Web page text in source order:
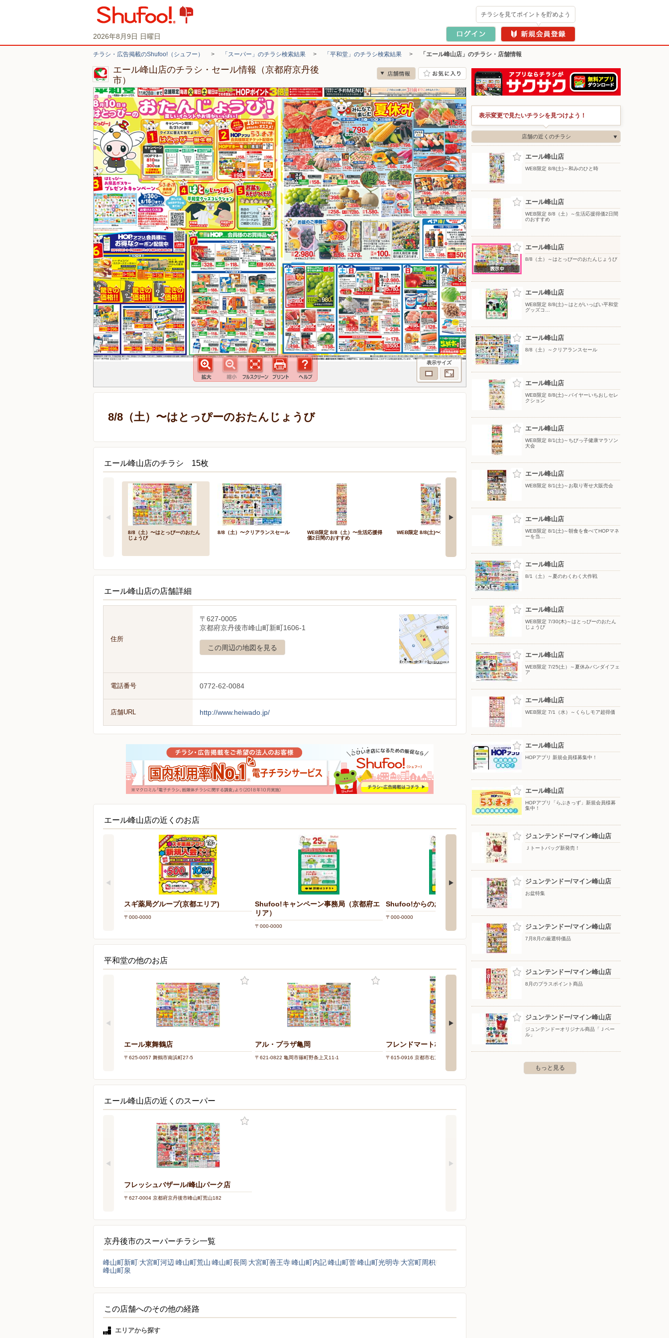
2026年8月9日 日曜日
チラシを見てポイントを貯めよう
チラシ・広告掲載のShufoo!（シュフー） > 「スーパー」のチラシ検索結果 > 「平和堂」のチラシ検索結果 > 「エール峰山店」のチラシ・店舗情報
エール峰山店のチラシ・セール情報（京都府京丹後
市）
表示サイズ
8/8（土）〜はとっぴーのおたんじょうび
エール峰山店のチラシ 15枚
8/8（土）〜はとっぴーのおたん
じょうび
8/8（土）〜クリアランスセール
WEB限定 8/8（土）〜生活応援得
価2日間のおすすめ
WEB限定 8/8(土)〜和みのひと時
WEB限定 8/8(土)〜バイヤーいち
おしセレクション
WEB限定 8/8(土)〜はとがいっぱ
エール峰山店の店舗詳細
住所
〒627-0005
京都府京丹後市峰山町新町1606-1
この周辺の地図を見る
電話番号 0772-62-0084
店舗URL http://www.heiwado.jp/
エール峰山店の近くのお店
スギ薬局グループ(京都エリア)
〒000-0000
Shufoo!キャンペーン事務局（京都府エ
リア）
〒000-0000
Shufoo!からのお知らせ（京都エリア）
〒000-0000 〒629-2502 京都府京丹後市大宮町河辺3139-1
平和堂の他のお店
エール東舞鶴店
〒625-0057 舞鶴市南浜町27-5
アル・プラザ亀岡
〒621-0822 亀岡市篠町野条上又11-1
フレンドマート梅津店
〒615-0916 京都市右京区梅津中村町37-1
エール峰山店の近くのスーパー
フレッシュバザール/峰山パーク店
〒627-0004 京都府京丹後市峰山町荒山182
京丹後市のスーパーチラシ一覧
峰山町新町 大宮町河辺 峰山町荒山 峰山町長岡 大宮町善王寺峰山町内記峰山町菅峰山町光明寺 大宮町周枳
峰山町泉
この店舗へのその他の経路
エリアから探す
表示変更で見たいチラシを見つけよう！
店舗の近くのチラシ
エール峰山店
WEB限定 8/8(土)～和みのひと時
エール峰山店
WEB限定 8/8（土）～生活応援得価2日間
のおすすめ
エール峰山店
8/8（土）～はとっぴーのおたんじょうび
エール峰山店
WEB限定 8/8(土)～はとがいっぱい平和堂
グッズコ…
エール峰山店
8/8（土）～クリアランスセール
エール峰山店
WEB限定 8/8(土)～バイヤーいちおしセレ
クション
エール峰山店
WEB限定 8/1(土)～ちびっ子健康マラソン
大会
エール峰山店
WEB限定 8/1(土)～お取り寄せ大販売会
エール峰山店
WEB限定 8/1(土)～朝食を食べてHOPマネ
ーを当…
エール峰山店
8/1（土）～夏のわくわく大作戦
エール峰山店
WEB限定 7/30(木)～はとっぴーのおたん
じょうび
エール峰山店
WEB限定 7/25(土）～夏休みバンダイフェ
ア
エール峰山店
WEB限定 7/1（水）～くらしモア超得価
エール峰山店
HOPアプリ 新規会員様募集中！
エール峰山店
HOPアプリ「らぶきっず」新規会員様募
集中！
ジュンテンドー/マイン峰山店
Ｊトートバッグ新発売！
ジュンテンドー/マイン峰山店
お盆特集
ジュンテンドー/マイン峰山店
7月8月の厳選特価品
ジュンテンドー/マイン峰山店
8月のプラスポイント商品
ジュンテンドー/マイン峰山店
ジュンテンドーオリジナル商品「Ｊペー
ル」
もっと見る